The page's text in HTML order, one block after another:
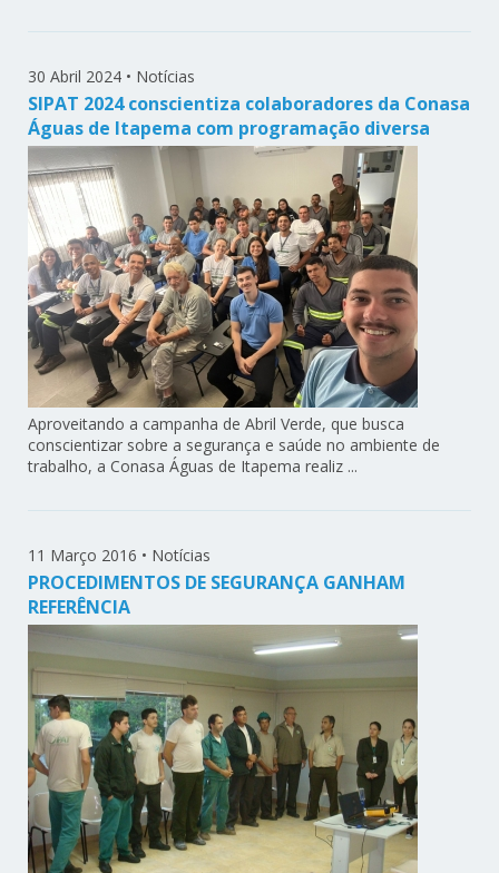
30 Abril 2024 • Notícias
SIPAT 2024 conscientiza colaboradores da Conasa
Águas de Itapema com programação diversa
Aproveitando a campanha de Abril Verde, que busca
conscientizar sobre a segurança e saúde no ambiente de
trabalho, a Conasa Águas de Itapema realiz ...
11 Março 2016 • Notícias
PROCEDIMENTOS DE SEGURANÇA GANHAM
REFERÊNCIA